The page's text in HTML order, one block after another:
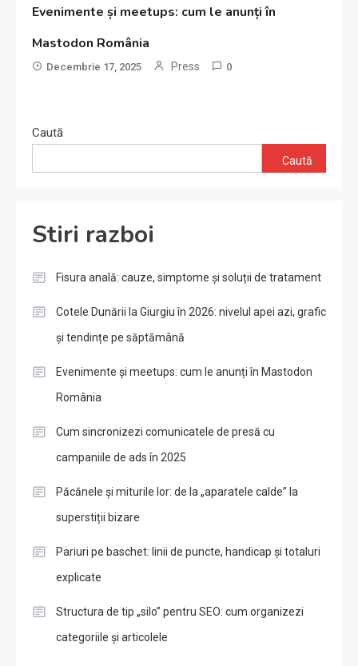
Evenimente și meetups: cum le anunți în
Mastodon România
Decembrie 17, 2025 Press 0
Caută
Caută
Stiri razboi
Fisura anală: cauze, simptome și soluții de tratament
Cotele Dunării la Giurgiu în 2026: nivelul apei azi, grafic
și tendințe pe săptămână
Evenimente și meetups: cum le anunți în Mastodon
România
Cum sincronizezi comunicatele de presă cu
campaniile de ads în 2025
Păcănele și miturile lor: de la „aparatele calde” la
superstiții bizare
Pariuri pe baschet: linii de puncte, handicap și totaluri
explicate
Structura de tip „silo” pentru SEO: cum organizezi
categoriile și articolele